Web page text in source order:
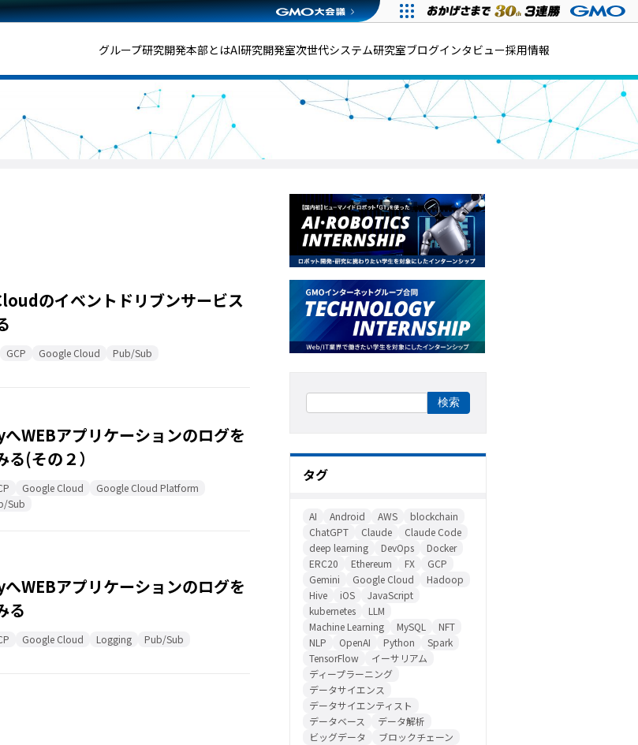
グループ研究開発本部とはAI研究開発室次世代システム研究室ブログインタビュー採用情報
のイベントドリブンサービス
GCP Google Cloud Pub/Sub
WEBアプリケーションのログを
る(その２）
Google Cloud
Google Cloud Platform
Sub
WEBアプリケーションのログを
る
Google Cloud Logging Pub/Sub
タグ
AI Android AWS
blockchain
ChatGPT
Claude
Claude Code
deep learning
DevOps
Docker
ERC20
Ethereum FX
GCP
Gemini
Google Cloud
Hadoop
Hive
iOS
JavaScript
kubernetes
LLM
Machine Learning
MySQL
NFT
NLP
OpenAI Python
Spark
TensorFlow
イーサリアム
ディープラーニング
データサイエンス
データサイエンティスト
データベース
データ解析
ビッグデータ
ブロックチェーン